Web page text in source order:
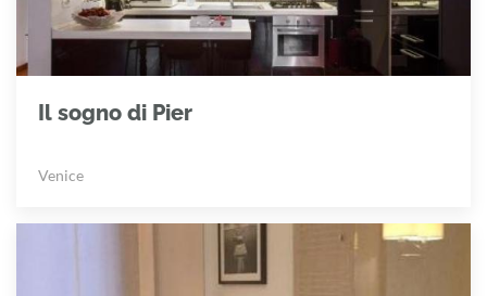
Il sogno di Pier
Venice